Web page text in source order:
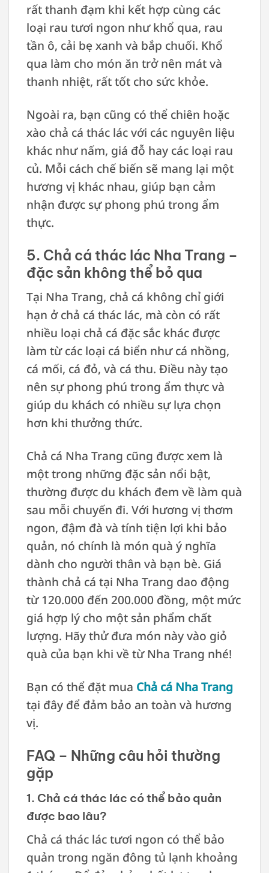
rất thanh đạm khi kết hợp cùng các
loại rau tươi ngon như khổ qua, rau
tần ô, cải bẹ xanh và bắp chuối. Khổ
qua làm cho món ăn trở nên mát và
thanh nhiệt, rất tốt cho sức khỏe.
Ngoài ra, bạn cũng có thể chiên hoặc
xào chả cá thác lác với các nguyên liệu
khác như nấm, giá đỗ hay các loại rau
củ. Mỗi cách chế biến sẽ mang lại một
hương vị khác nhau, giúp bạn cảm
nhận được sự phong phú trong ẩm
thực.
5. Chả cá thác lác Nha Trang –
đặc sản không thể bỏ qua
Tại Nha Trang, chả cá không chỉ giới
hạn ở chả cá thác lác, mà còn có rất
nhiều loại chả cá đặc sắc khác được
làm từ các loại cá biển như cá nhồng,
cá mối, cá đỏ, và cá thu. Điều này tạo
nên sự phong phú trong ẩm thực và
giúp du khách có nhiều sự lựa chọn
hơn khi thưởng thức.
Chả cá Nha Trang cũng được xem là
một trong những đặc sản nổi bật,
thường được du khách đem về làm quà
sau mỗi chuyến đi. Với hương vị thơm
ngon, đậm đà và tính tiện lợi khi bảo
quản, nó chính là món quà ý nghĩa
dành cho người thân và bạn bè. Giá
thành chả cá tại Nha Trang dao động
từ 120.000 đến 200.000 đồng, một mức
giá hợp lý cho một sản phẩm chất
lượng. Hãy thử đưa món này vào giỏ
quà của bạn khi về từ Nha Trang nhé!
Bạn có thể đặt mua Chả cá Nha Trang
tại đây để đảm bảo an toàn và hương
vị.
FAQ – Những câu hỏi thường
gặp
1. Chả cá thác lác có thể bảo quản
được bao lâu?
Chả cá thác lác tươi ngon có thể bảo
quản trong ngăn đông tủ lạnh khoảng